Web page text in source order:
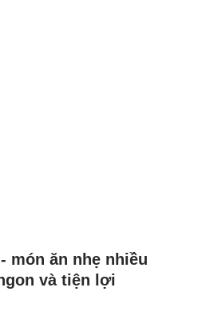
món ăn nhẹ nhiều
và tiện lợi